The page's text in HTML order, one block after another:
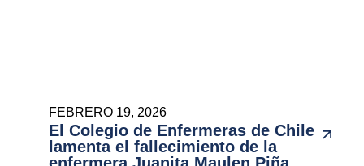
FEBRERO 19, 2026
El Colegio de Enfermeras de Chile
lamenta el fallecimiento de la